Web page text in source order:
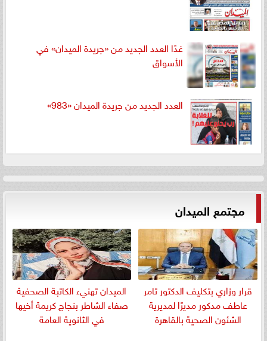
غدًا العدد الجديد من «جريدة الميدان» في
الأسواق
العدد الجديد من جريدة الميدان «983»
مجتمع الميدان
قرار وزاري بتكليف الدكتور تامر
عاطف مدكور مديرًا لمديرية
الشئون الصحية بالقاهرة
الميدان تهنيء الكاتبة الصحفية
صفاء الشاطر بنجاج كريمة أخيها
في الثانوية العامة